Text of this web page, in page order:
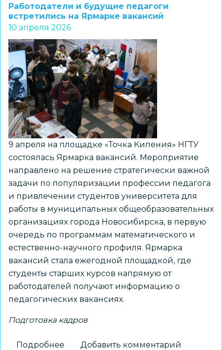
обучают
школьников
научно-
техническому
творчеству
в
рамках
проекта
«ТехноНаставники»
Работодатели и будущие педагоги
встретились на Ярмарке вакансий
10 апреля 2026
9 апреля на площадке «Точка Кипения» НГТУ
состоялась Ярмарка вакансий. Мероприятие
направлено на решение стратегически важной
задачи по популяризации профессии педагога
и привлечении студентов университета для
работы в муниципальных общеобразовательных
организациях города Новосибирска, в первую
очередь по программам математического и
естественно-научного профиля. Ярмарка
вакансий стала ежегодной площадкой, где
студенты старших курсов напрямую от
работодателей получают информацию о
педагогических вакансиях.
Подготовка кадров
Подробнее Добавить комментарий